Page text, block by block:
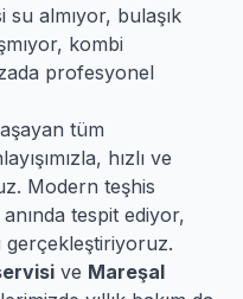
almıyor, bulaşık
kombi
profesyonel
tüm
hızlı ve
Modern teşhis
anında tespit ediyor,
gerçekleştiriyoruz.
ve Mareşal